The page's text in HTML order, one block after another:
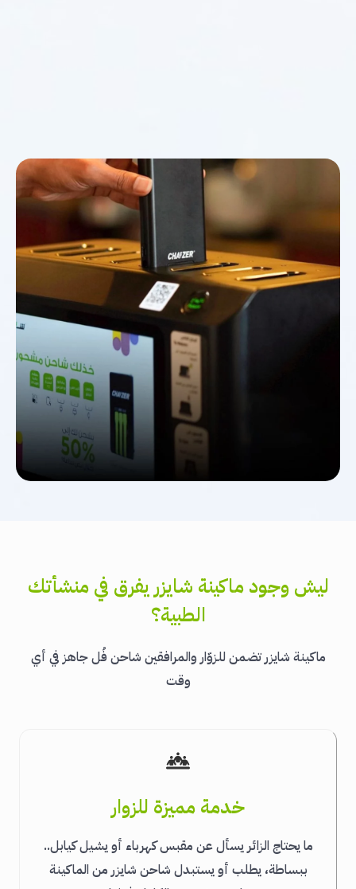
ليش وجود ماكينة شايزر يفرق في منشأتك
الطبية؟
ماكينة شايزر تضمن للزوّار والمرافقين شاحن فُل جاهز في أي
وقت
خدمة مميزة للزوار
ما يحتاج الزائر يسأل عن مقبس كهرباء أو يشيل كيابل..
ببساطة، يطلب أو يستبدل شاحن شايزر من الماكينة